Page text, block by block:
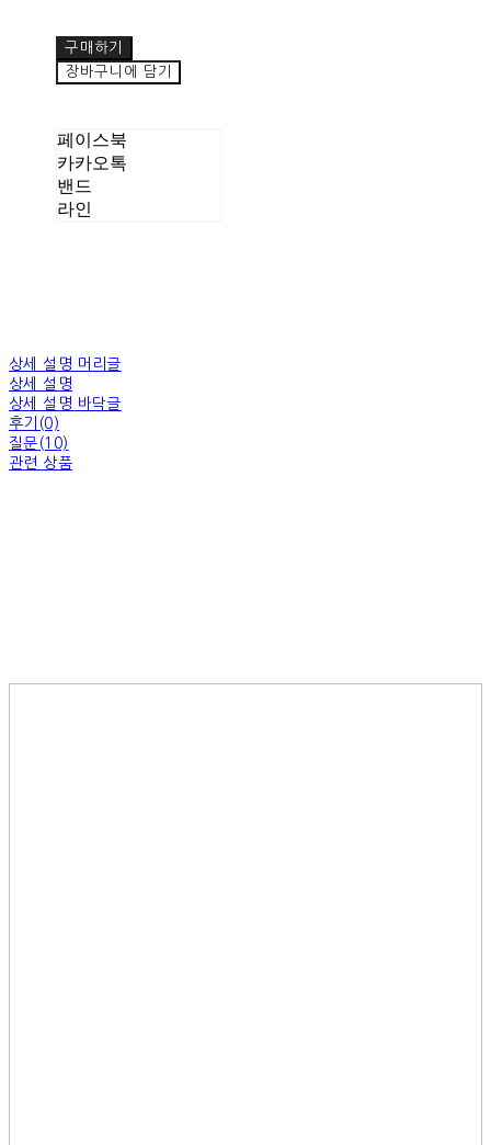
구매하기
장바구니에 담기
페이스북
카카오톡
밴드
라인
상세 설명 머리글
상세 설명
상세 설명 바닥글
후기(0)
질문(10)
관련 상품